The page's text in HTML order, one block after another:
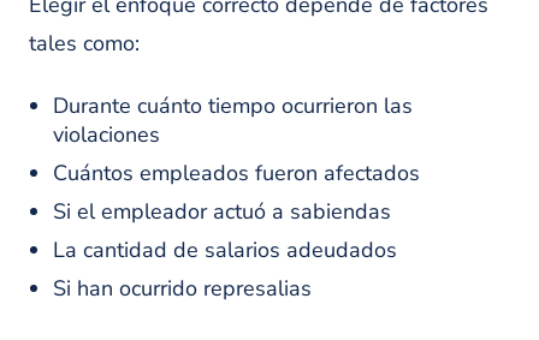
tales como:
Durante cuánto tiempo ocurrieron las
violaciones
Cuántos empleados fueron afectados
Si el empleador actuó a sabiendas
La cantidad de salarios adeudados
Si han ocurrido represalias